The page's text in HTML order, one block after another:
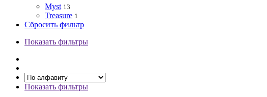
Myst 13
Treasure 1
Сбросить фильтр
Показать фильтры
Показать фильтры